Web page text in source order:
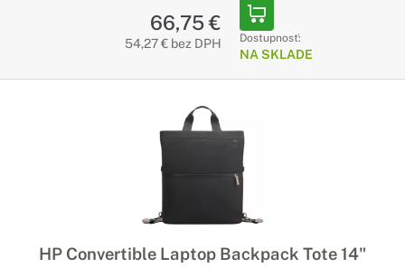
66,75 €
54,27 € bez DPH Dostupnosť:
NA SKLADE
HP Convertible Laptop Backpack Tote 14"